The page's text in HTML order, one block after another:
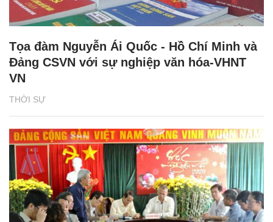
THỜI SỰ
Tọa đàm Nguyễn Ái Quốc - Hồ Chí Minh và
Đảng CSVN với sự nghiệp văn hóa-VHNT
VN